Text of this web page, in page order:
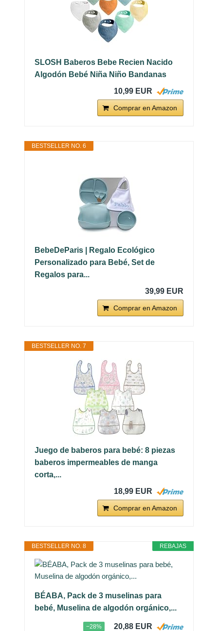
SLOSH Baberos Bebe Recien Nacido
Algodón Bebé Niña Niño Bandanas
10,99 EUR
Comprar en Amazon
BESTSELLER NO. 6
BebeDeParis | Regalo Ecológico
Personalizado para Bebé, Set de
Regalos para...
39,99 EUR
Comprar en Amazon
BESTSELLER NO. 7
Juego de baberos para bebé: 8 piezas
baberos impermeables de manga
corta,...
18,99 EUR
Comprar en Amazon
REBAJAS
BESTSELLER NO. 8
BÉABA, Pack de 3 muselinas para
bebé, Muselina de algodón orgánico,...
−28% 20,88 EUR